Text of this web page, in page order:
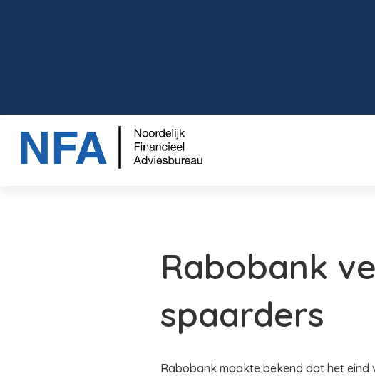
Rabobank
spaarders
Rabobank maakte bekend dat het